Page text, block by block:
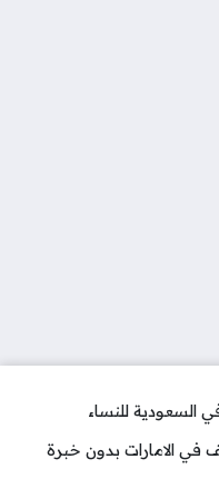
السعودية للنساء
في الامارات بدون خبرة